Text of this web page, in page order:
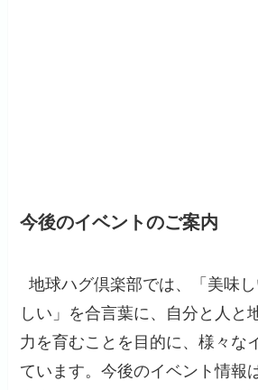
今後のイベントのご案内
地球ハグ倶楽部では、「美味
しい」を合言葉に、自分と人と
力を育むことを目的に、様々な
ています。今後のイベント情報